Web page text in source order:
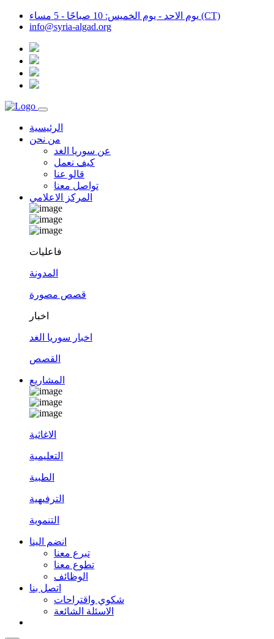
يوم الاحد - يوم الخميس: 10 صباحًا - 5 مساء (CT)
info@syria-algad.org
الرئيسية
من نحن
عن سوريا الغد
كيف نعمل
قالو عنا
تواصل معنا
المركز الاعلامي
فاعليات
المدونة
قصص مصورة
اخبار
اخبار سوريا الغد
القصص
المشاريع
الاغاثية
التعليمية
الطبية
الترفيهية
التنموية
انضم الينا
تبرع معنا
تطوع معنا
الوظائف
اتصل بنا
شكوي واقتراحات
الاسئلة الشائعة